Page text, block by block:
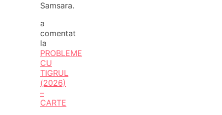
Samsara.
a
comentat
la
PROBLEME
CU
TIGRUL
(2026)
–
CARTE